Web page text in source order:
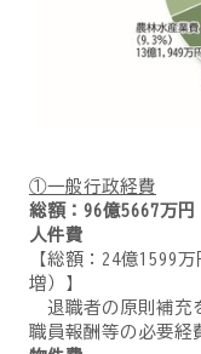
①一般行政経費
総額：96億5667万
人件費
【総額：24億1599
増）】
退職者の原則補充
職員報酬等の必要経